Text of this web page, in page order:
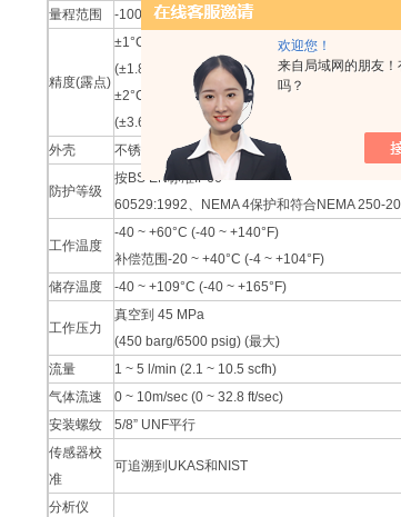
欢迎您！
来自局域网的朋友
吗？
量程范围
-100 ~ +20°Cdp (-148 ~ +68°Fdp)
精度(露点)
±1°C -60 ~ +20°Cdp
(±1.8°F, -76 ~ +68°Fdp)
±2°C -100 ~ -60°Cdp
(±3.6°F, -148 ~ -76°Fdp)
外壳
不锈钢
防护等级
按BS EN标准IP66
60529:1992、NEMA 4保护和符合NEMA 250-
工作温度
-40 ~ +60°C (-40 ~ +140°F)
补偿范围-20 ~ +40°C (-4 ~ +104°F)
储存温度
-40 ~ +109°C (-40 ~ +165°F)
工作压力
真空到 45 MPa
(450 barg/6500 psig) (最大)
流量
1 ~ 5 l/min (2.1 ~ 10.5 scfh)
气体流速
0 ~ 10m/sec (0 ~ 32.8 ft/sec)
安装螺纹
5/8” UNF平行
传感器校
准
可追溯到UKAS和NIST
分析仪